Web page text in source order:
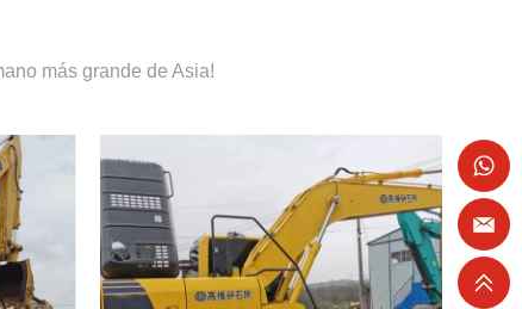
más grande de Asia!